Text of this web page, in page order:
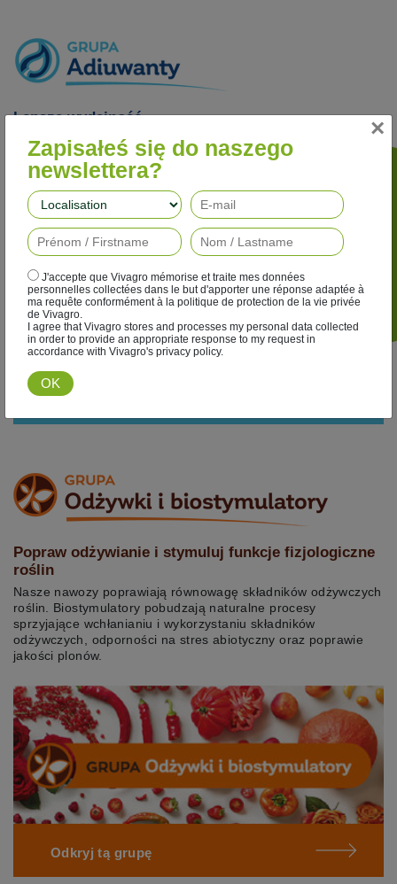
Lepsza wydajność
Nasze adiuwanty poprawiają skuteczność działania
herbicydów, fungicydów, insektycydów i regulatorów wzrostu,
jednocześnie ograniczając ich wpływ na środowisko.
Odkryj tą grupę
Popraw odżywianie i stymuluj funkcje fizjologiczne
roślin
Nasze nawozy poprawiają równowagę składników odżywczych
roślin. Biostymulatory pobudzają naturalne procesy
sprzyjające wchłanianiu i wykorzystaniu składników
odżywczych, odporności na stres abiotyczny oraz poprawie
jakości plonów.
Odkryj tą grupę
×
Zapisałeś się do naszego
newslettera?
J'accepte que Vivagro mémorise et traite mes données
personnelles collectées dans le but d'apporter une réponse adaptée à
ma requête conformément à la politique de protection de la vie privée
de Vivagro.
I agree that Vivagro stores and processes my personal data collected
in order to provide an appropriate response to my request in
accordance with Vivagro's privacy policy.